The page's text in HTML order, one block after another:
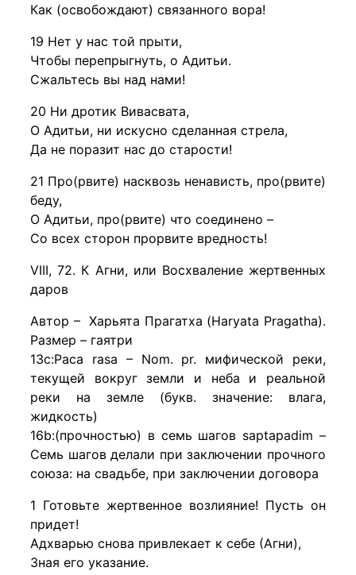
Как (освобождают) связанного вора!
19 Нет у нас той прыти,
Чтобы перепрыгнуть, о Адитьи.
Сжальтесь вы над нами!
20 Ни дротик Вивасвата,
О Адитьи, ни искусно сделанная стрела,
Да не поразит нас до старости!
21 Про(рвите) насквозь ненависть, про(рвите)
беду,
О Адитьи, про(рвите) что соединено –
Со всех сторон прорвите вредность!
VIII, 72. К Агни, или Восхваление жертвенных
даров
Автор – Харьята Прагатха (Haryata Pragatha).
Размер – гаятри
13с:Раса rasa – Nom. pr. мифической реки,
текущей вокруг земли и неба и реальной
реки на земле (букв. значение: влага,
жидкость)
16b:(прочностью) в семь шагов saptapadim –
Семь шагов делали при заключении прочного
союза: на свадьбе, при заключении договора
1 Готовьте жертвенное возлияние! Пусть он
придет!
Адхварью снова привлекает к себе (Агни),
Зная его указание.